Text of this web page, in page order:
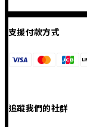
支援付款方式
追蹤我們的社群